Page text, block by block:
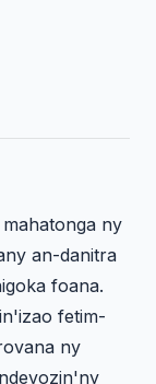
ny
an-danitra
foana.
fetim-
ny